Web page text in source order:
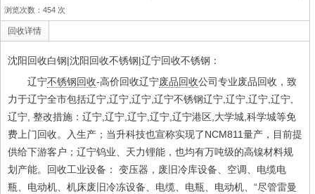
浏览次数： 454 次
回收详情
沈阳回收白钢|沈阳回收不锈钢|辽宁回收不锈钢：
辽宁不锈钢回收-高价回收辽宁废品回收公司专业废品回收，致
力于辽宁全市包括辽宁,辽宁,辽宁,辽宁不锈钢辽宁,辽宁,辽宁,辽宁,
辽宁, 整改措施：辽宁,辽宁,辽宁,辽宁,辽宁港区,大学城,科学城等免
费上门回收。入生产；当升科技也宣称实现了NCM811量产，目前提
供给下游客户；辽宁钨业、天力锂能，也均有万吨级的高镍材料规
划产能。回收工业设备： 变压器，废旧冷库设备、空调、电缆电
瓶、电动机、机床废旧冷冻设备、电缆、电瓶、电动机、“尽管雷曼